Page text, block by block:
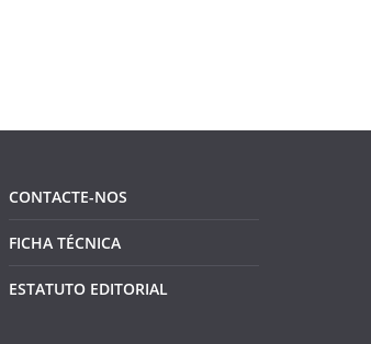
CONTACTE-NOS
FICHA TÉCNICA
ESTATUTO EDITORIAL